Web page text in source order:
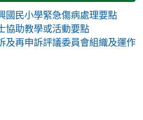
國民小學緊急傷病處理要點
協助教學或活動要點
及再申訴評議委員會組織及運作